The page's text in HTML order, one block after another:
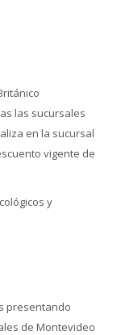
las sucursales
en la sucursal
vigente de
y
presentando
de Montevideo